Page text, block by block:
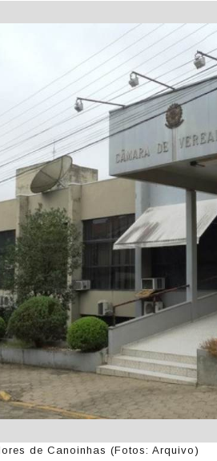
de Canoinhas (Fotos: Arquivo)